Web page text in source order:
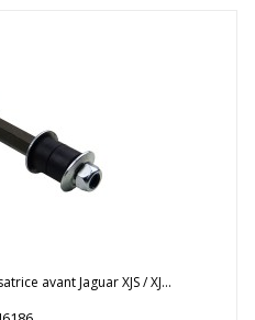
avant Jaguar XJS / XJ...